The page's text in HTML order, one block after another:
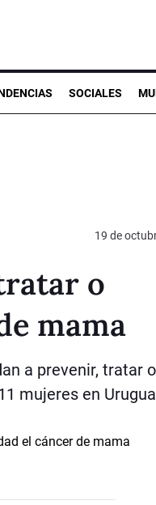
SOCIALES
19 de
o
mama
a prevenir, tratar o
mujeres en